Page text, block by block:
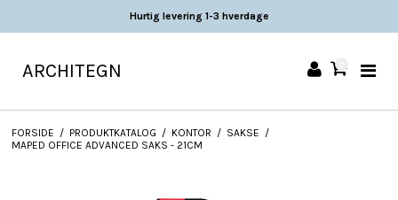
Hurtig levering 1-3 hverdage
ARCHITEGN
FORSIDE / PRODUKTKATALOG / KONTOR / SAKSE /
MAPED OFFICE ADVANCED SAKS - 21CM